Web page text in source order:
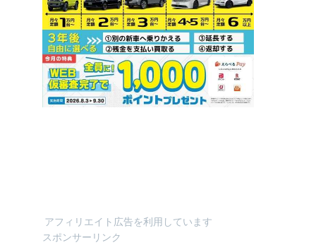
アフィリエイト広告を利用しています
スポンサーリンク